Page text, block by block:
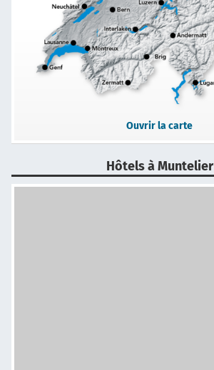
Ouvrir la carte
Hôtels à Muntelier